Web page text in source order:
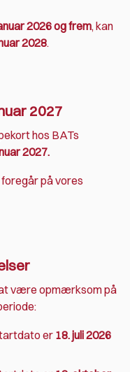
2026 og frem, kan
2028.
2027
hos BATs
2027.
på vores
være opmærksom på
er 18. juli 2026